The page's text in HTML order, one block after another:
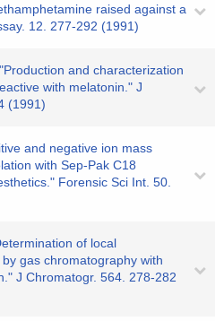
raised against a
12. 277-292 (1991)
and characterization
with melatonin." J
(1991)
and negative ion mass
with Sep-Pak C18
Forensic Sci Int. 50.
of local
gas chromatography with
J Chromatogr. 564. 278-282